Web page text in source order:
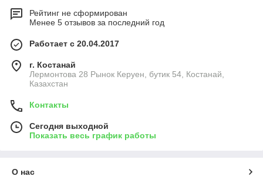
Рейтинг не сформирован
Менее 5 отзывов за последний год
Работает с 20.04.2017
г. Костанай
Лермонтова 28 Рынок Керуен, бутик 54, Костанай,
Казахстан
Контакты
Сегодня выходной
Показать весь график работы
О нас